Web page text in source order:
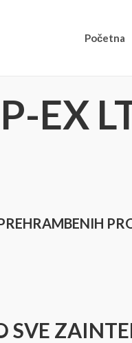
Početna
EX
SVE